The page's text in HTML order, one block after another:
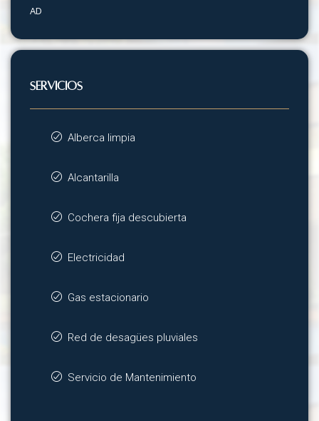
AD
SERVICIOS
Alberca limpia
Alcantarilla
Cochera fija descubierta
Electricidad
Gas estacionario
Red de desagües pluviales
Servicio de Mantenimiento